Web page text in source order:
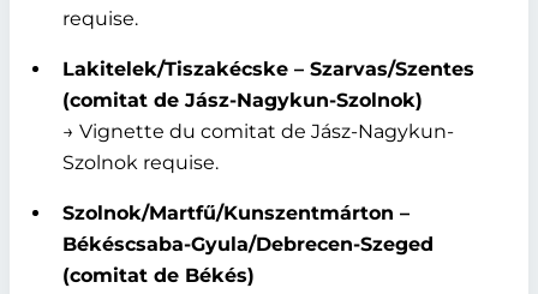
requise.
Lakitelek/Tiszakécske – Szarvas/Szentes
(comitat de Jász-Nagykun-Szolnok)
→ Vignette du comitat de Jász-Nagykun-
Szolnok requise.
Szolnok/Martfű/Kunszentmárton –
Békéscsaba-Gyula/Debrecen-Szeged
(comitat de Békés)